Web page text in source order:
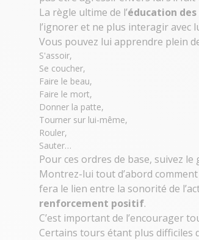
La règle ultime de l’éducation des
l’ignorer et ne plus interagir avec
Vous pouvez lui apprendre plein
S'assoir,
Se coucher,
Faire le beau,
Faire le mort,
Donner la patte,
Tourner sur lui-même,
Rouler,
Sauter…
Pour ces ordres de base, suivez
Montrez-lui tout d’abord
fera le lien entre la sonorité de
renforcement positif.
C’est important de l’encourager
Certains tours étant plus difficiles